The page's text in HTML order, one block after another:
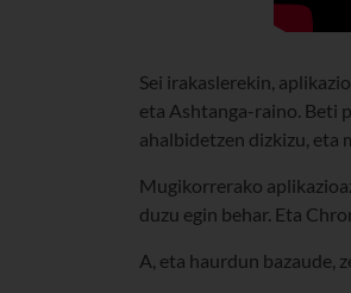
Sei irakaslerekin,
eta Ashtanga-raino. Beti
ahalbidetzen dizkizu, eta
Mugikorrerako
duzu egin behar. Eta
A, eta haurdun bazaude,